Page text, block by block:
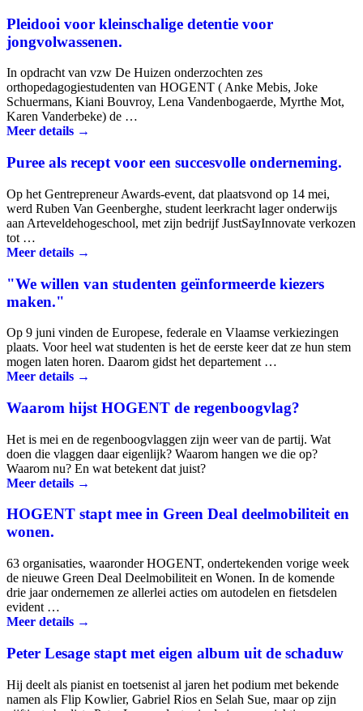
Pleidooi voor kleinschalige detentie voor
jongvolwassenen.
In opdracht van vzw De Huizen onderzochten zes
orthopedagogiestudenten van HOGENT ( Anke Mebis, Joke
Schuermans, Kiani Bouvroy, Lena Vandenbogaerde, Myrthe Mot,
Karen Vanderbeke) de …
Meer details →
Puree als recept voor een succesvolle onderneming.
Op het Gentrepreneur Awards-event, dat plaatsvond op 14 mei,
werd Ruben Van Geenberghe, student leerkracht lager onderwijs
aan Arteveldehogeschool, met zijn bedrijf JustSayInnovate verkozen
tot …
Meer details →
"We willen van studenten geïnformeerde kiezers
maken."
Op 9 juni vinden de Europese, federale en Vlaamse verkiezingen
plaats. Voor heel wat studenten is het de eerste keer dat ze hun stem
mogen laten horen. Daarom gidst het departement …
Meer details →
Waarom hijst HOGENT de regenboogvlag?
Het is mei en de regenboog­vlaggen zijn weer van de partij. Wat
doen die vlaggen daar eigenlijk? Waarom hangen we die op?
Waarom nu? En wat betekent dat juist?
Meer details →
HOGENT stapt mee in Green Deal deelmobiliteit en
wonen.
63 organisaties, waaronder HOGENT, ondertekenden vorige week
de nieuwe Green Deal Deelmobiliteit en Wonen. In de komende
drie jaar ondernemen ze allerlei acties om autodelen en fietsdelen
evident …
Meer details →
Peter Lesage stapt met eigen album uit de schaduw
Hij deelt als pianist en toetsenist al jaren het podium met bekende
namen als Flip Kowlier, Gabriel Rios en Selah Sue, maar op zijn